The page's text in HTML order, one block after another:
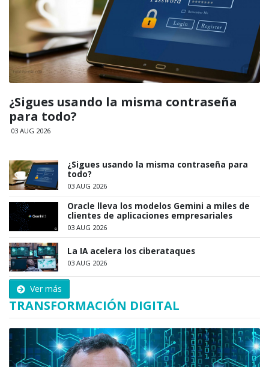
¿Sigues usando la misma contraseña
para todo?
03 AUG 2026
¿Sigues usando la misma contraseña para
todo?
03 AUG 2026
Oracle lleva los modelos Gemini a miles de
clientes de aplicaciones empresariales
03 AUG 2026
La IA acelera los ciberataques
03 AUG 2026
Ver más
TRANSFORMACIÓN DIGITAL